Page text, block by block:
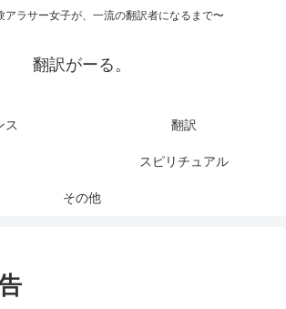
アラサー女子が、一流の翻訳者になるまで〜
翻訳がーる。
ス 翻訳
スピリチュアル
その他